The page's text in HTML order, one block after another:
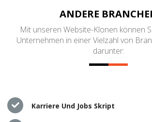
ANDERE
Mit unseren Website-Klonen können
Unternehmen in einer Vielzahl von
darunter:
Karriere Und Jobs Skript